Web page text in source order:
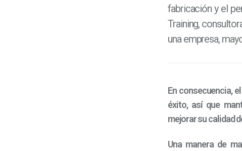
fabricación y el
Training,
una empresa,
En consecuencia,
éxito, así que
mejorar su calidad
Una manera de